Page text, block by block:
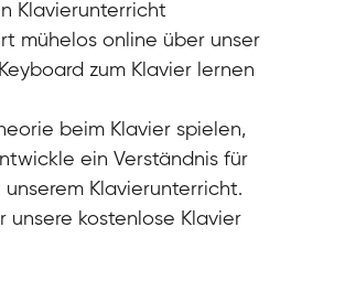
Klavierunterricht
mühelos online über unser
zum Klavier lernen
beim Klavier spielen,
ein Verständnis für
Klavierunterricht.
kostenlose Klavier